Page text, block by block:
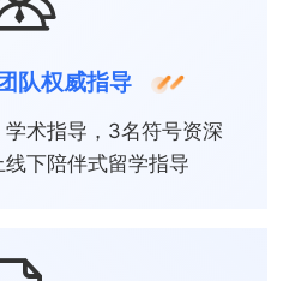
队权威指导
术指导，3名符号资深
下陪伴式留学指导